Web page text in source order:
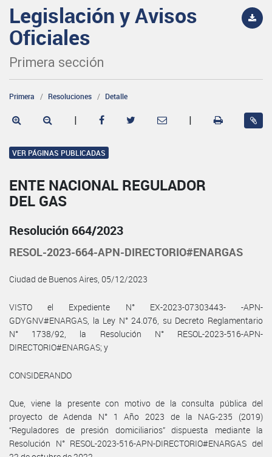
Legislación y Avisos
Oficiales
Primera sección
Primera Resoluciones Detalle
| |
VER PÁGINAS PUBLICADAS
ENTE NACIONAL REGULADOR
DEL GAS
Resolución 664/2023
RESOL-2023-664-APN-DIRECTORIO#ENARGAS
Ciudad de Buenos Aires, 05/12/2023
VISTO el Expediente N° EX-2023-07303443- -APN-
GDYGNV#ENARGAS, la Ley N° 24.076, su Decreto Reglamentario
N° 1738/92, la Resolución N° RESOL-2023-516-APN-
DIRECTORIO#ENARGAS; y
CONSIDERANDO
Que, viene la presente con motivo de la consulta pública del
proyecto de Adenda N° 1 Año 2023 de la NAG-235 (2019)
“Reguladores de presión domiciliarios” dispuesta mediante la
Resolución N° RESOL-2023-516-APN-DIRECTORIO#ENARGAS del